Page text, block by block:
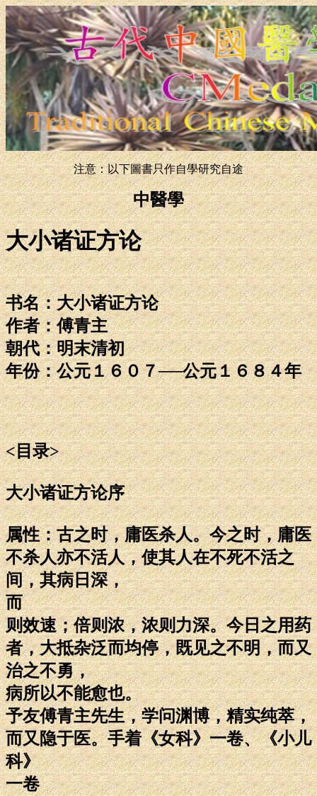
注意：以下圖書只作自學研究自途
中醫學
大小诸证方论
书名：大小诸证方论
作者：傅青主
朝代：明末清初
年份：公元１６０７──公元１６８４年
<目录>
大小诸证方论序
属性：古之时，庸医杀人。今之时，庸医
不杀人亦不活人，使其人在不死不活之
间，其病日深，
而
则效速；倍则浓，浓则力深。今日之用药
者，大抵杂泛而均停，既见之不明，而又
治之不勇，
病所以不能愈也。
予友傅青主先生，学问渊博，精实纯萃，
而又隐于医。手着《女科》一卷、《小儿
科》
一卷